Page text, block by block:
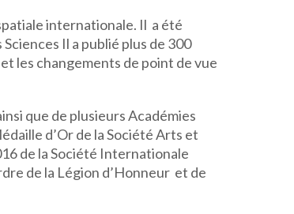
internationale. Il a été
Il a publié plus de 300
et les changements de point de vue
que de plusieurs Académies
d’Or de la Société Arts et
de la Société Internationale
de la Légion d’Honneur et de